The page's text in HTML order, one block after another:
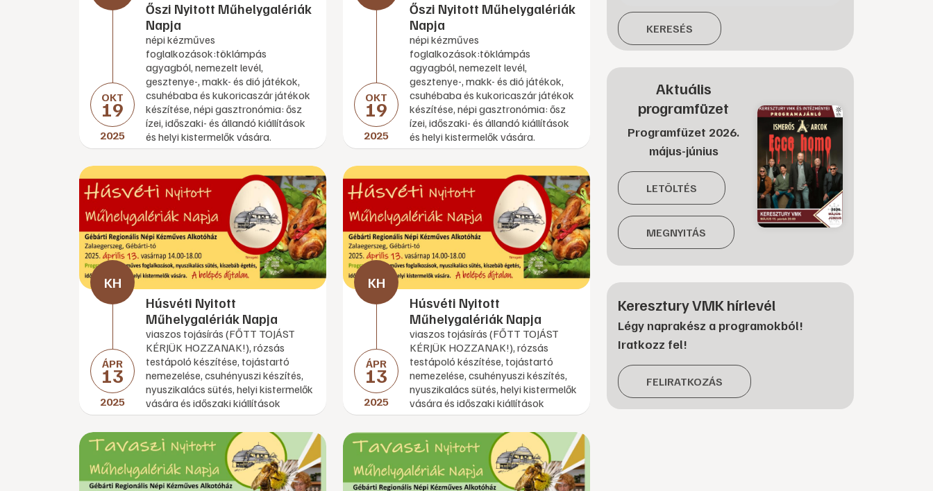
OKT
19
2025
Őszi Nyitott Műhelygalériák
Napja
népi kézműves
foglalkozások:töklámpás
agyagból, nemezelt levél,
gesztenye-, makk- és dió játékok,
csuhébaba és kukoricaszár játékok
készítése, népi gasztronómia: ősz
ízei, időszaki- és állandó kiállítások
és helyi kistermelők vására.
OKT
19
2025
Őszi Nyitott Műhelygalériák
Napja
népi kézműves
foglalkozások:töklámpás
agyagból, nemezelt levél,
gesztenye-, makk- és dió játékok,
csuhébaba és kukoricaszár játékok
készítése, népi gasztronómia: ősz
ízei, időszaki- és állandó kiállítások
és helyi kistermelők vására.
ÁPR
13
2025
Húsvéti Nyitott
Műhelygalériák Napja
viaszos tojásírás (FŐTT TOJÁST
KÉRJÜK HOZZANAK!), rózsás
testápoló készítése, tojástartó
nemezelése, csuhényuszi készítés,
nyuszikalács sütés, helyi kistermelők
vására és időszaki kiállítások
ÁPR
13
2025
Húsvéti Nyitott
Műhelygalériák Napja
viaszos tojásírás (FŐTT TOJÁST
KÉRJÜK HOZZANAK!), rózsás
testápoló készítése, tojástartó
nemezelése, csuhényuszi készítés,
nyuszikalács sütés, helyi kistermelők
vására és időszaki kiállítások
KERESÉS
Aktuális
programfüzet
Programfüzet 2026.
május-június
LETÖLTÉS
MEGNYITÁS
Keresztury VMK hírlevél
Légy naprakész a programokból!
Iratkozz fel!
FELIRATKOZÁS